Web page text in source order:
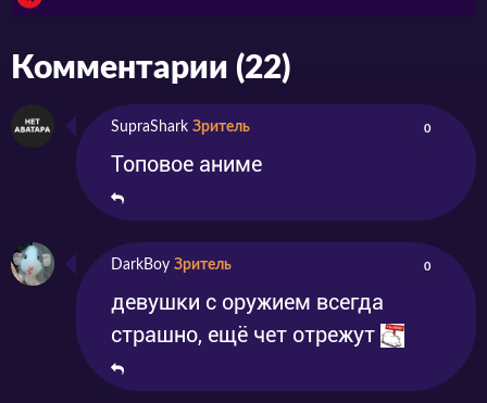
Комментарии (22)
SupraShark Зритель 0
Топовое аниме
DarkBoy Зритель 0
девушки с оружием всегда
страшно, ещё чет отрежут